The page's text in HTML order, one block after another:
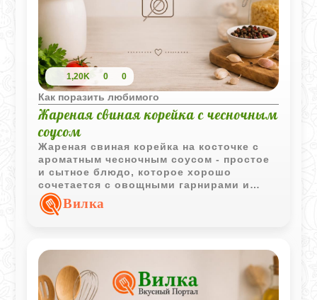
1,20K 0 0
Как поразить любимого
Жареная свиная корейка с чесночным
соусом
Жареная свиная корейка на косточке с
ароматным чесночным соусом - простое
и сытное блюдо, которое хорошо
сочетается с овощными гарнирами и
свежей зеленью.
Вилка